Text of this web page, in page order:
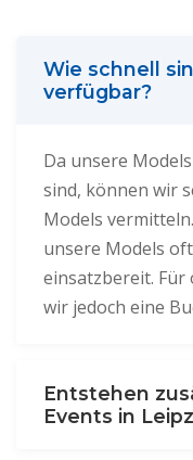
Wie schnell
verfügbar?
Da unsere
sind, können wir
Models
unsere Models
einsatzbereit. Für
wir jedoch eine
Entstehen
Events in